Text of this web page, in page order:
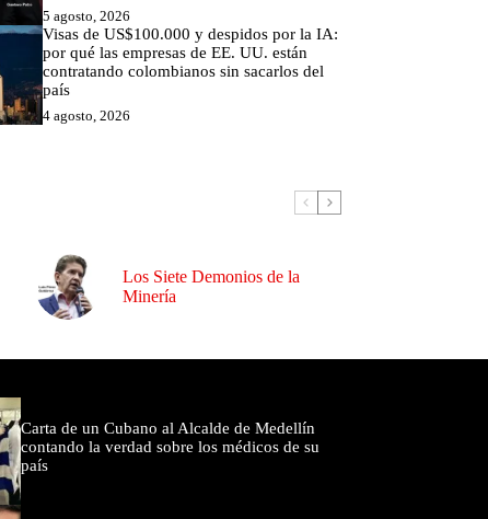
5 agosto, 2026
Visas de US$100.000 y despidos por la IA:
por qué las empresas de EE. UU. están
contratando colombianos sin sacarlos del
país
4 agosto, 2026
Los Siete Demonios de la
Minería
Carta de un Cubano al Alcalde de Medellín
contando la verdad sobre los médicos de su
país